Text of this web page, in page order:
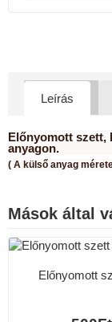
Leírás
Előnyomott szett,
anyagon.
( A külső anyag
Mások által
Előnyomott